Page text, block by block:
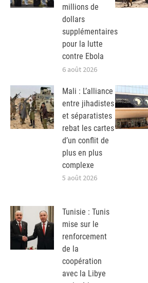
millions de
dollars
supplémentaires
pour la lutte
contre Ebola
6 août 2026
Mali : L’alliance
entre jihadistes
et séparatistes
rebat les cartes
d’un conflit de
plus en plus
complexe
5 août 2026
Tunisie : Tunis
mise sur le
renforcement
de la
coopération
avec la Libye